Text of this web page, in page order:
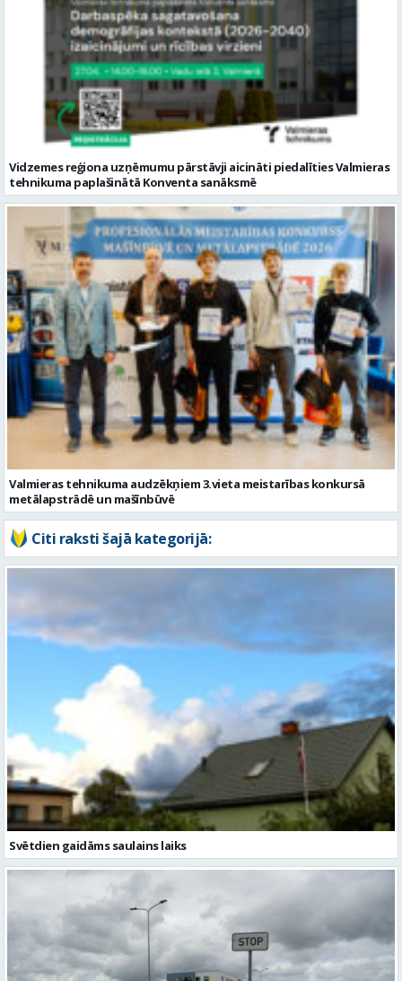
Vidzemes reģiona uzņēmumu pārstāvji aicināti piedalīties Valmieras
tehnikuma paplašinātā Konventa sanāksmē
Valmieras tehnikuma audzēkņiem 3.vieta meistarības konkursā
metālapstrādē un mašīnbūvē
Citi raksti šajā kategorijā:
Svētdien gaidāms saulains laiks